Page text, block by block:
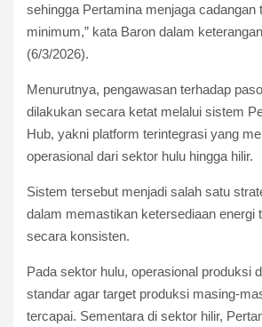
sehingga Pertamina menjaga cadangan
minimum,” kata Baron dalam
(6/3/2026).
Menurutnya, pengawasan terhadap
dilakukan secara ketat melalui sistem
Hub, yakni platform terintegrasi yang
operasional dari sektor hulu hingga hilir.
Sistem tersebut menjadi salah satu
dalam memastikan ketersediaan energi
secara konsisten.
Pada sektor hulu, operasional produksi
standar agar target produksi masing-
tercapai. Sementara di sektor hilir,